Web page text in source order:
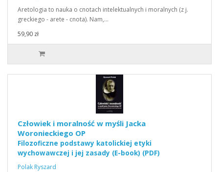
Aretologia to nauka o cnotach intelektualnych i moralnych (z j.
greckiego - arete - cnota). Nam,…
59,90 zł
Człowiek i moralność w myśli Jacka
Woronieckiego OP
Filozoficzne podstawy katolickiej etyki
wychowawczej i jej zasady (E-book) (PDF)
Polak Ryszard